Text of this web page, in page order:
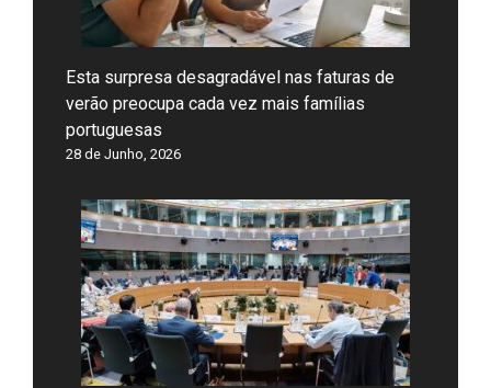
Esta surpresa desagradável nas faturas de
verão preocupa cada vez mais famílias
portuguesas
28 de Junho, 2026